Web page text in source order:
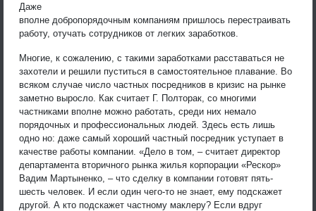
Даже
вполне добропорядочным компаниям пришлось перестраивать
работу, отучать сотрудников от легких заработков.
Многие, к сожалению, с такими заработками расставаться не
захотели и решили пуститься в самостоятельное плавание. Во
всяком случае число частных посредников в кризис на рынке
заметно выросло. Как считает Г. Полторак, со многими
частниками вполне можно работать, среди них немало
порядочных и профессиональных людей. Здесь есть лишь
одно но: даже самый хороший частный посредник уступает в
качестве работы компании. «Дело в том, – считает директор
департамента вторичного рынка жилья корпорации «Рескор»
Вадим Мартыненко, – что сделку в компании готовят пять-
шесть человек. И если один чего-то не знает, ему подскажет
другой. А кто подскажет частному маклеру? Если вдруг